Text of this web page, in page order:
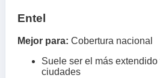
Entel
Mejor para: Cobertura nacional
Suele ser el más
ciudades